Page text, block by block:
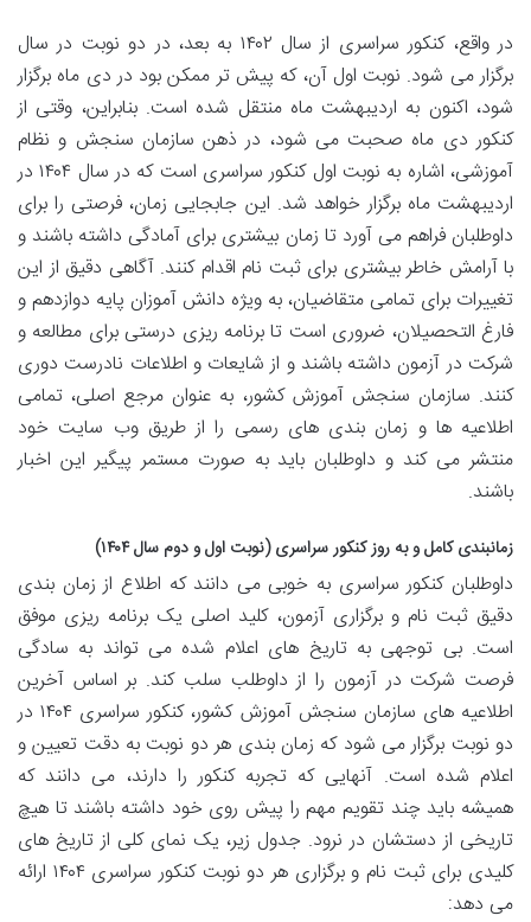
در واقع، کنکور سراسری از سال ۱۴۰۲ به بعد، در دو نوبت در سال
برگزار می شود. نوبت اول آن، که پیش تر ممکن بود در دی ماه برگزار
شود، اکنون به اردیبهشت ماه منتقل شده است. بنابراین، وقتی از
کنکور دی ماه صحبت می شود، در ذهن سازمان سنجش و نظام
آموزشی، اشاره به نوبت اول کنکور سراسری است که در سال ۱۴۰۴ در
اردیبهشت ماه برگزار خواهد شد. این جابجایی زمان، فرصتی را برای
داوطلبان فراهم می آورد تا زمان بیشتری برای آمادگی داشته باشند و
با آرامش خاطر بیشتری برای ثبت نام اقدام کنند. آگاهی دقیق از این
تغییرات برای تمامی متقاضیان، به ویژه دانش آموزان پایه دوازدهم و
فارغ التحصیلان، ضروری است تا برنامه ریزی درستی برای مطالعه و
شرکت در آزمون داشته باشند و از شایعات و اطلاعات نادرست دوری
کنند. سازمان سنجش آموزش کشور، به عنوان مرجع اصلی، تمامی
اطلاعیه ها و زمان بندی های رسمی را از طریق وب سایت خود
منتشر می کند و داوطلبان باید به صورت مستمر پیگیر این اخبار
باشند.
زمانبندی کامل و به روز کنکور سراسری (نوبت اول و دوم سال ۱۴۰۴)
داوطلبان کنکور سراسری به خوبی می دانند که اطلاع از زمان بندی
دقیق ثبت نام و برگزاری آزمون، کلید اصلی یک برنامه ریزی موفق
است. بی توجهی به تاریخ های اعلام شده می تواند به سادگی
فرصت شرکت در آزمون را از داوطلب سلب کند. بر اساس آخرین
اطلاعیه های سازمان سنجش آموزش کشور، کنکور سراسری ۱۴۰۴ در
دو نوبت برگزار می شود که زمان بندی هر دو نوبت به دقت تعیین و
اعلام شده است. آنهایی که تجربه کنکور را دارند، می دانند که
همیشه باید چند تقویم مهم را پیش روی خود داشته باشند تا هیچ
تاریخی از دستشان در نرود. جدول زیر، یک نمای کلی از تاریخ های
کلیدی برای ثبت نام و برگزاری هر دو نوبت کنکور سراسری ۱۴۰۴ ارائه
می دهد: